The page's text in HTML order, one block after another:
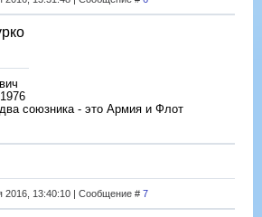
союзника - это Армия и Флот
2016, 13:40:10 | Сообщение # 7